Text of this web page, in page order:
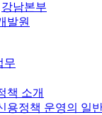
강남본부
발원
무
책 소개
용정책 운영의 일